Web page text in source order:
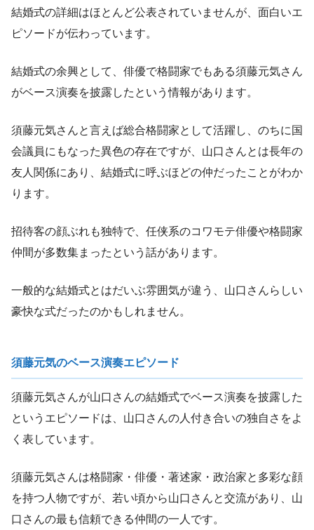
結婚式の詳細はほとんど公表されていませんが、面白いエ
ピソードが伝わっています。
結婚式の余興として、俳優で格闘家でもある須藤元気さん
がベース演奏を披露したという情報があります。
須藤元気さんと言えば総合格闘家として活躍し、のちに国
会議員にもなった異色の存在ですが、山口さんとは長年の
友人関係にあり、結婚式に呼ぶほどの仲だったことがわか
ります。
招待客の顔ぶれも独特で、任侠系のコワモテ俳優や格闘家
仲間が多数集まったという話があります。
一般的な結婚式とはだいぶ雰囲気が違う、山口さんらしい
豪快な式だったのかもしれません。
須藤元気のベース演奏エピソード
須藤元気さんが山口さんの結婚式でベース演奏を披露した
というエピソードは、山口さんの人付き合いの独自さをよ
く表しています。
須藤元気さんは格闘家・俳優・著述家・政治家と多彩な顔
を持つ人物ですが、若い頃から山口さんと交流があり、山
口さんの最も信頼できる仲間の一人です。